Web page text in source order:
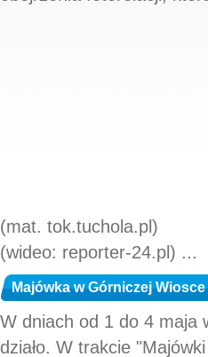
(mat. tok.tuchola.pl)
(wideo: reporter-24.pl) ...
Majówka w Górniczej Wiosce
W dniach od 1 do 4 maja
działo. W trakcie